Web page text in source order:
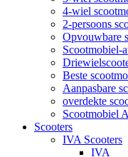
4-wiel
2-persoons
Opvouwbare
Scootmobiel-
Beste
Aanpasbare
overdekte
Scootmobiel
Scooters
IVA Scooters
IVA